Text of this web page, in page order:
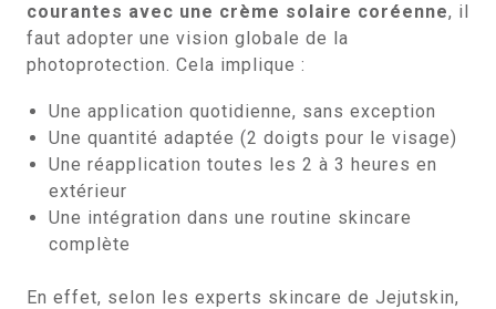
courantes avec une crème solaire coréenne, il
faut adopter une vision globale de la
photoprotection. Cela implique :
Une application quotidienne, sans exception
Une quantité adaptée (2 doigts pour le visage)
Une réapplication toutes les 2 à 3 heures en
extérieur
Une intégration dans une routine skincare
complète
En effet, selon les experts skincare de Jejutskin,